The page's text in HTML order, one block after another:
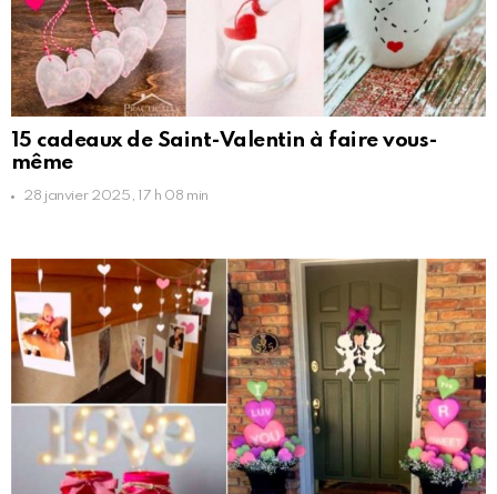
15 cadeaux de Saint-Valentin à faire vous-
même
28 janvier 2025, 17 h 08 min